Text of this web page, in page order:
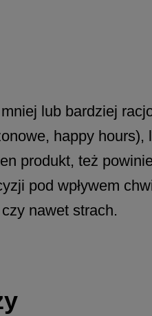
lub bardziej
happy hours),
produkt, też
pod wpływem
nawet strach.